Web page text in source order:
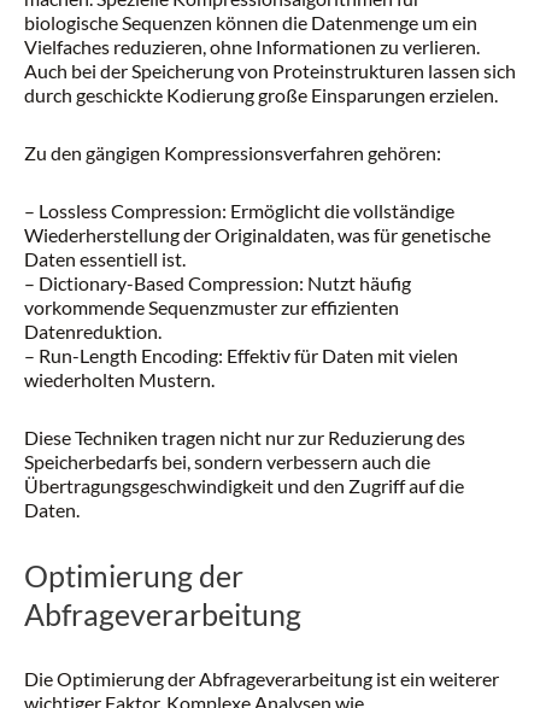
biologische Sequenzen können die Datenmenge um ein
Vielfaches reduzieren, ohne Informationen zu verlieren.
Auch bei der Speicherung von Proteinstrukturen lassen sich
durch geschickte Kodierung große Einsparungen erzielen.
Zu den gängigen Kompressionsverfahren gehören:
– Lossless Compression: Ermöglicht die vollständige
Wiederherstellung der Originaldaten, was für genetische
Daten essentiell ist.
– Dictionary-Based Compression: Nutzt häufig
vorkommende Sequenzmuster zur effizienten
Datenreduktion.
– Run-Length Encoding: Effektiv für Daten mit vielen
wiederholten Mustern.
Diese Techniken tragen nicht nur zur Reduzierung des
Speicherbedarfs bei, sondern verbessern auch die
Übertragungsgeschwindigkeit und den Zugriff auf die
Daten.
Optimierung der
Abfrageverarbeitung
Die Optimierung der Abfrageverarbeitung ist ein weiterer
wichtiger Faktor. Komplexe Analysen wie